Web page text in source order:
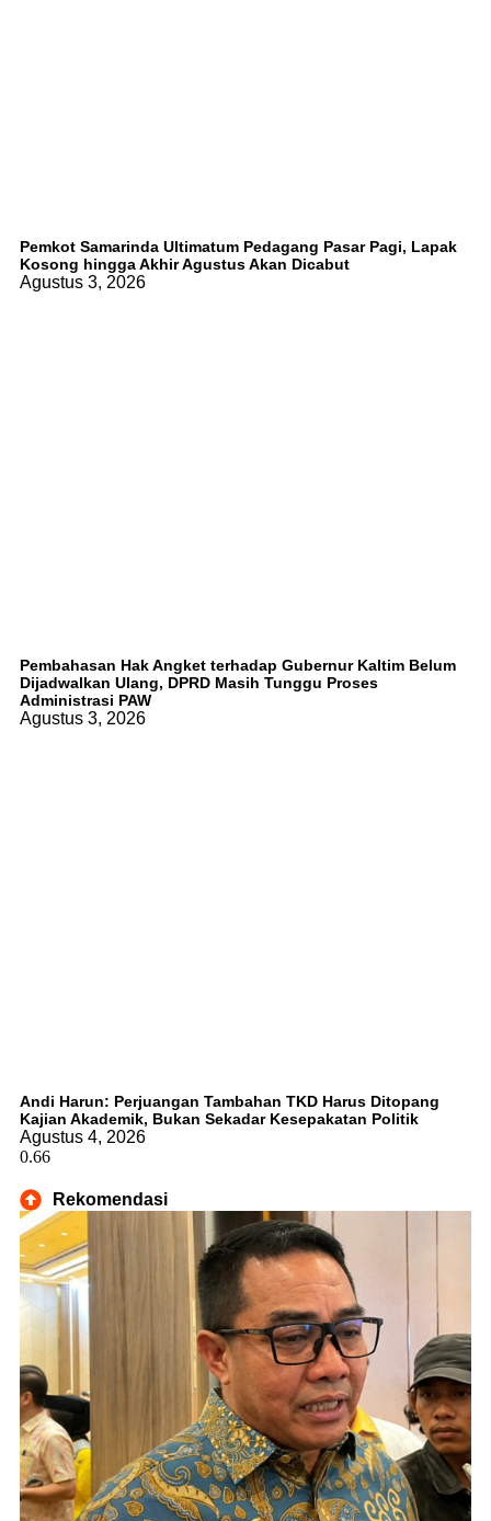
Pemkot Samarinda Ultimatum Pedagang Pasar Pagi, Lapak
Kosong hingga Akhir Agustus Akan Dicabut
Agustus 3, 2026
Pembahasan Hak Angket terhadap Gubernur Kaltim Belum
Dijadwalkan Ulang, DPRD Masih Tunggu Proses
Administrasi PAW
Agustus 3, 2026
Andi Harun: Perjuangan Tambahan TKD Harus Ditopang
Kajian Akademik, Bukan Sekadar Kesepakatan Politik
Agustus 4, 2026
Rekomendasi